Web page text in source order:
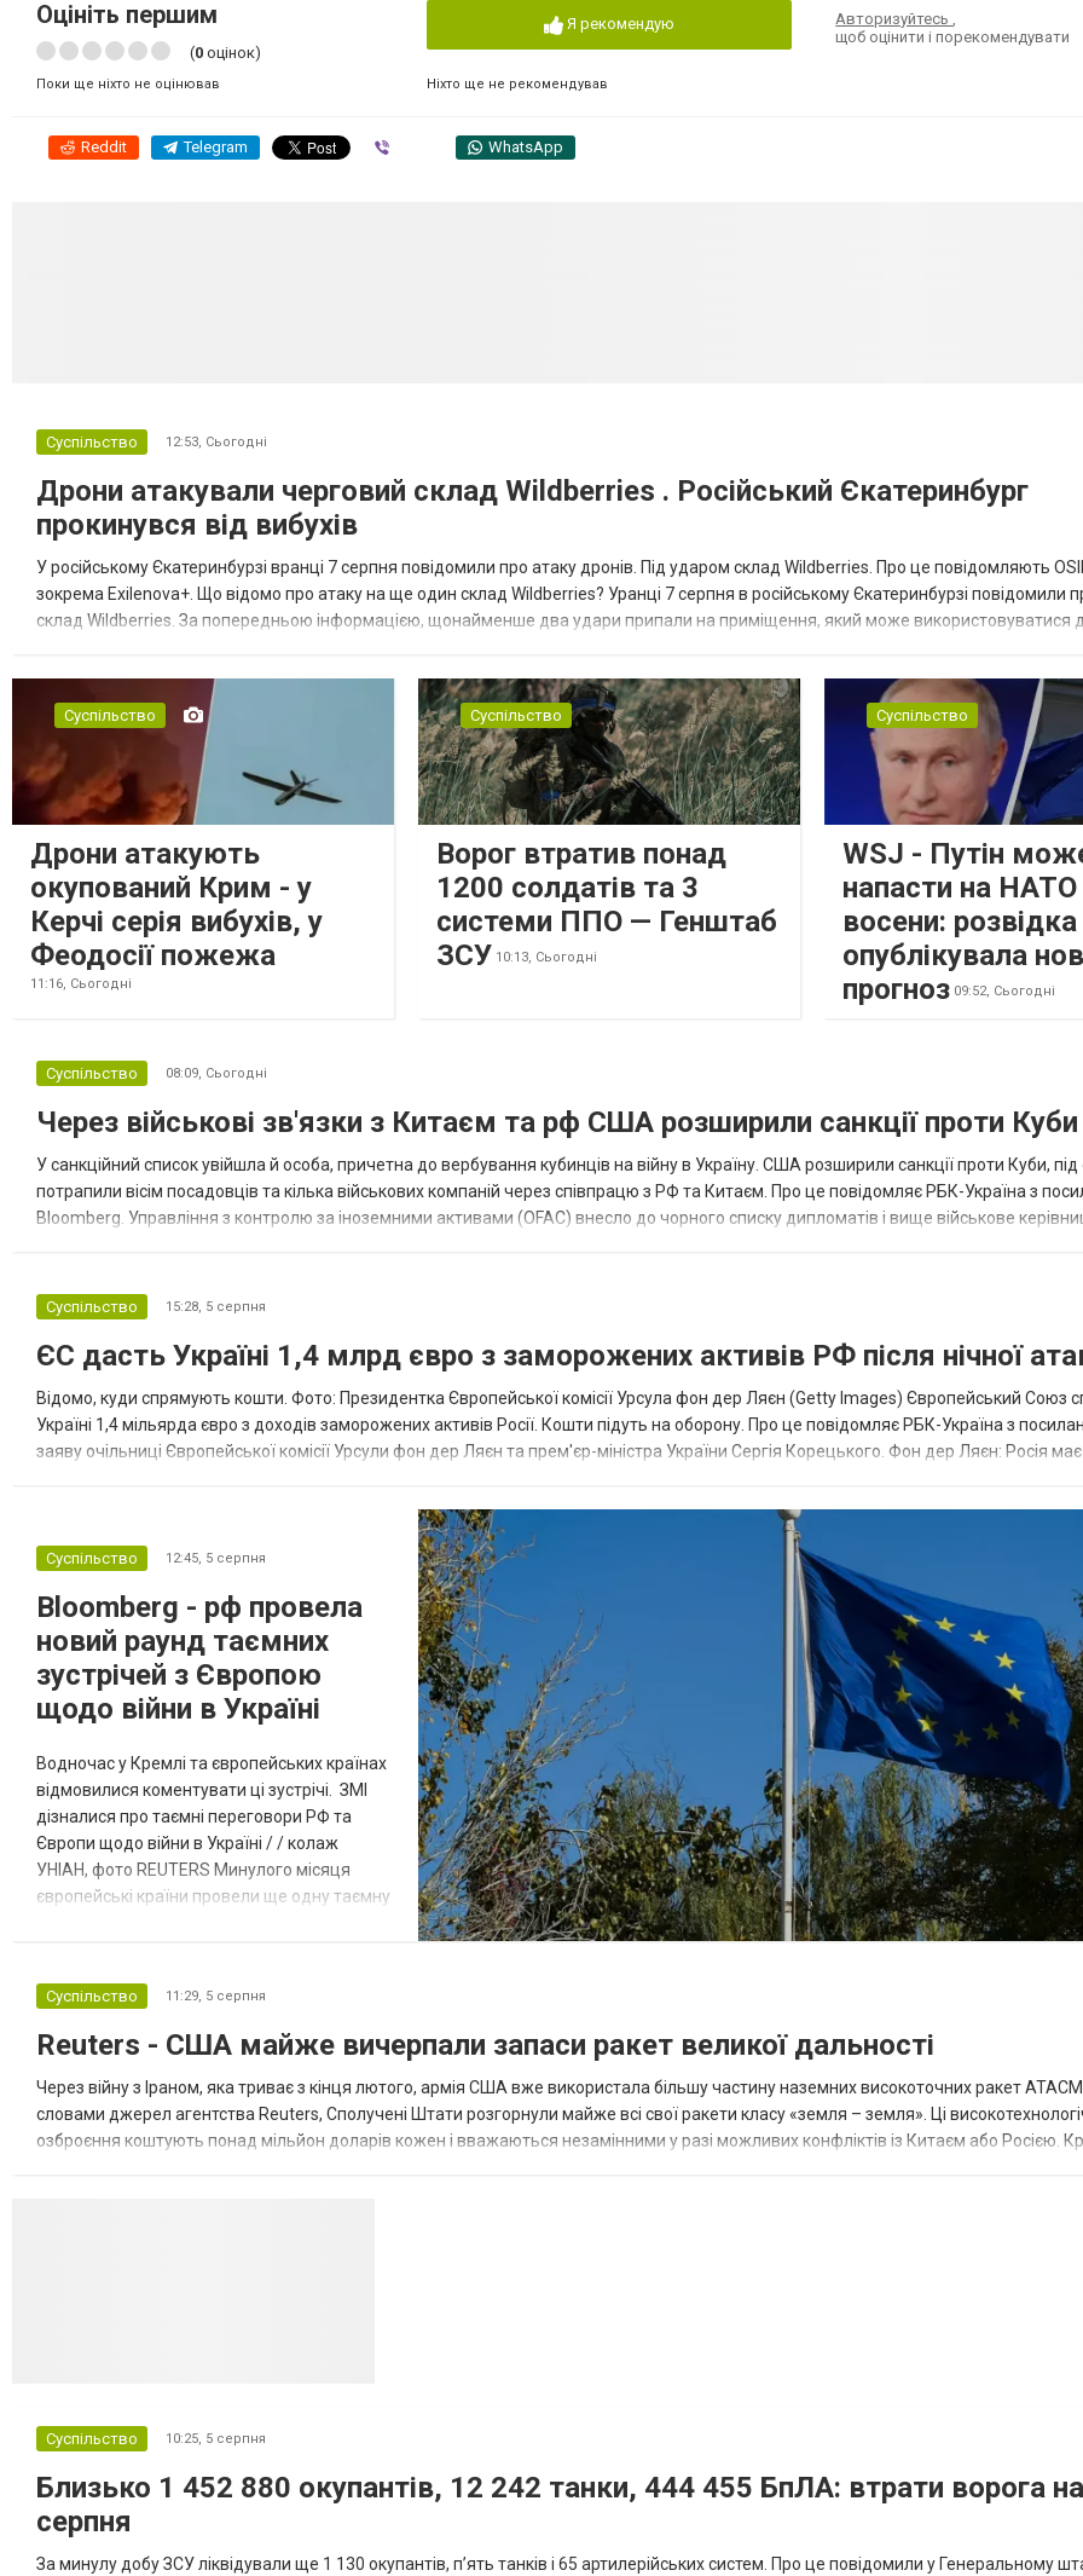
Оцініть першим
(0 оцінок)
Поки ще ніхто не оцінював
Я рекомендую
Ніхто ще не рекомендував
Авторизуйтесь
щоб оцінити і порекомендувати
Reddit Telegram WhatsApp
Суспільство 12:53, Сьогодні
Дрони атакували черговий склад Wildberries . Російський Єкатеринбург
прокинувся від вибухів
У російському Єкатеринбурзі вранці 7 серпня повідомили про атаку дронів. Під ударом склад Wildberries. Про це повідомляють
зокрема Exilenova+. Що відомо про атаку на ще один склад Wildberries? Уранці 7 серпня в російському Єкатеринбурзі повідомили
склад Wildberries. За попередньою інформацією, щонайменше два удари припали на приміщення, який може використовуватися
Суспільство
Дрони атакують
окупований Крим - у
Керчі серія вибухів, у
Феодосії пожежа
11:16, Сьогодні
Суспільство
Ворог втратив понад
1200 солдатів та 3
системи ППО — Генштаб
ЗСУ 10:13, Сьогодні
Суспільство
WSJ - Путін
напасти на
восени:
опублікувала
прогноз 09:52, Сьогодні
Суспільство 08:09, Сьогодні
Через військові зв'язки з Китаєм та рф США розширили санкції проти Куби
У санкційний список увійшла й особа, причетна до вербування кубинців на війну в Україну. США розширили санкції проти Куби,
потрапили вісім посадовців та кілька військових компаній через співпрацю з РФ та Китаєм. Про це повідомляє РБК-Україна з
Bloomberg. Управління з контролю за іноземними активами (OFAC) внесло до чорного списку дипломатів і вище військове
Суспільство 15:28, 5 серпня
ЄС дасть Україні 1,4 млрд євро з заморожених активів РФ після нічної
Відомо, куди спрямують кошти. Фото: Президентка Європейської комісії Урсула фон дер Ляєн (Getty Images) Європейський Союз
Україні 1,4 мільярда євро з доходів заморожених активів Росії. Кошти підуть на оборону. Про це повідомляє РБК-Україна з
заяву очільниці Європейської комісії Урсули фон дер Ляєн та прем'єр-міністра України Сергія Корецького. Фон дер Ляєн: Росія
Суспільство 12:45, 5 серпня
Bloomberg - рф провела
новий раунд таємних
зустрічей з Європою
щодо війни в Україні
Водночас у Кремлі та європейських країнах
відмовилися коментувати ці зустрічі. ЗМІ
дізналися про таємні переговори РФ та
Європи щодо війни в Україні / / колаж
УНІАН, фото REUTERS Минулого місяця
європейські країни провели ще одну таємну
зі сторони Європи до цих переговорів
долучилися колишні високопосадовці
Великої Британії, Франції, Німеччини та Р...
Суспільство 11:29, 5 серпня
Reuters - США майже вичерпали запаси ракет великої дальності
Через війну з Іраном, яка триває з кінця лютого, армія США вже використала більшу частину наземних високоточних ракет
словами джерел агентства Reuters, Сполучені Штати розгорнули майже всі свої ракети класу «земля – земля». Ці
озброєння коштують понад мільйон доларів кожен і вважаються незамінними у разі можливих конфліктів із Китаєм або Росією.
Суспільство 10:25, 5 серпня
Близько 1 452 880 окупантів, 12 242 танки, 444 455 БпЛА: втрати ворога
серпня
За минулу добу ЗСУ ліквідували ще 1 130 окупантів, пʼять танків і 65 артилерійських систем. Про це повідомили у Генеральному